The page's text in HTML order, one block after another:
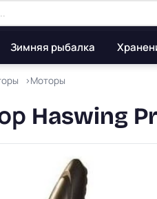
Зимняя рыбалка
Моторы
Haswing